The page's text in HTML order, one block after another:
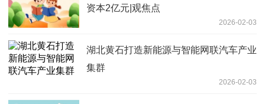
资本2亿元|观焦点
2026-02-03
湖北黄石打造新能源与智能网联汽车产业
集群
2026-02-03